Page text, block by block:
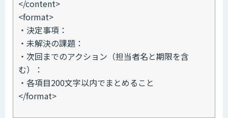
</content>
<format>
・決定事項：
・未解決の課題：
・次回までのアクション（担当者名と期限を含
む）：
・各項目200文字以内でまとめること
</format>